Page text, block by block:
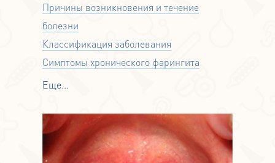
Причины возникновения и течение
болезни
Классификация заболевания
Симптомы хронического фарингита
Еще...